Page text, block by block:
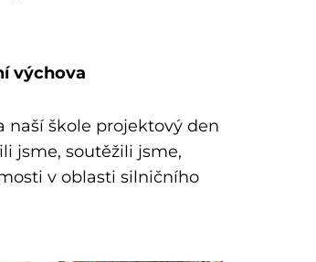
výchova
naší škole projektový den
jsme, soutěžili jsme,
v oblasti silničního